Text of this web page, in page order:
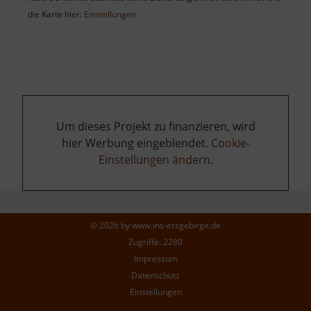
die Karte hier: Einstellungen
Um dieses Projekt zu finanzieren, wird
hier Werbung eingeblendet. Cookie-
Einstellungen ändern.
© 2026 bywww.ins-erzgebirge.de
Zugriffe: 2280
Impressum
Datenschutz
Einstellungen